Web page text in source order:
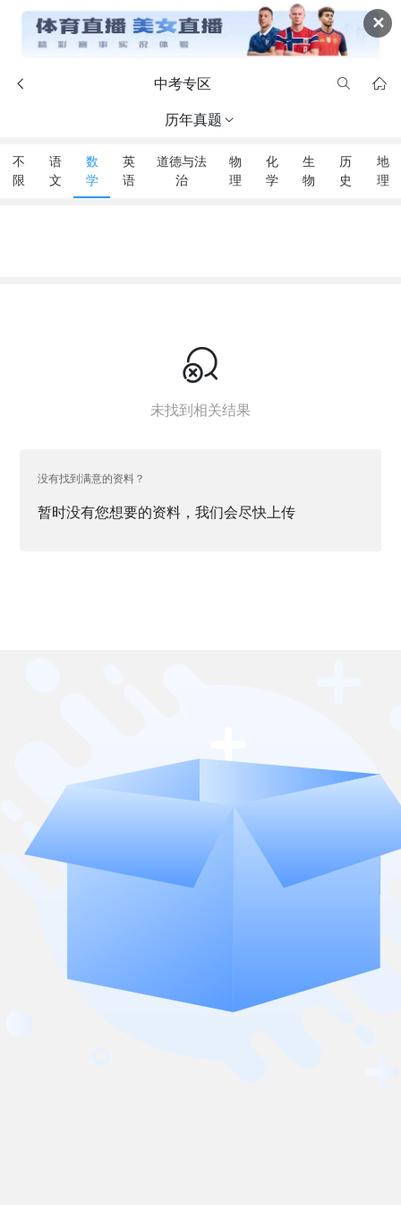
✕
 中考专区  
历年真题 
不
限
语
文
数
学
英
语
道德与法
治
物
理
化
学
生
物
历
史
地
理

未找到相关结果
没有找到满意的资料？
暂时没有您想要的资料，我们会尽快上传